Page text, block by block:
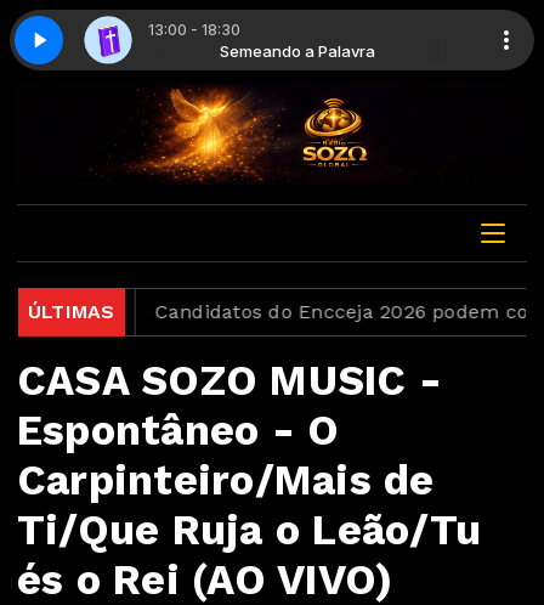
13:00 - 18:30
Semeando a Palavra
- Parte 04 Semeando a palavra - Parte 04
ÚLTIMAS
Brasil Candidatos do Encceja 2026 podem
CASA SOZO MUSIC -
Espontâneo - O
Carpinteiro/Mais de
Ti/Que Ruja o Leão/Tu
és o Rei (AO VIVO)